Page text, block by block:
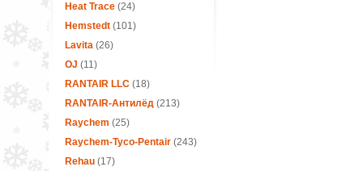
Heat Trace(24)
Hemstedt(101)
Lavita(26)
OJ (11)
RANTAIR LLC(18)
RANTAIR-Антилёд(213)
Raychem (25)
Raychem-Tyco-Pentair (243)
Rehau(17)